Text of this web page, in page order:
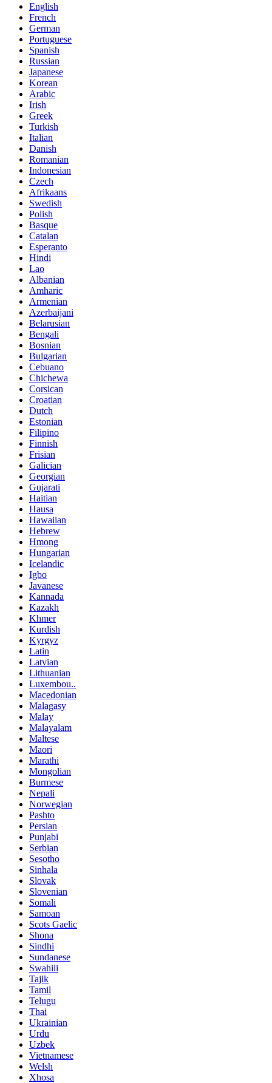
English
French
German
Portuguese
Spanish
Russian
Japanese
Korean
Arabic
Irish
Greek
Turkish
Italian
Danish
Romanian
Indonesian
Czech
Afrikaans
Swedish
Polish
Basque
Catalan
Esperanto
Hindi
Lao
Albanian
Amharic
Armenian
Azerbaijani
Belarusian
Bengali
Bosnian
Bulgarian
Cebuano
Chichewa
Corsican
Croatian
Dutch
Estonian
Filipino
Finnish
Frisian
Galician
Georgian
Gujarati
Haitian
Hausa
Hawaiian
Hebrew
Hmong
Hungarian
Icelandic
Igbo
Javanese
Kannada
Kazakh
Khmer
Kurdish
Kyrgyz
Latin
Latvian
Lithuanian
Luxembou..
Macedonian
Malagasy
Malay
Malayalam
Maltese
Maori
Marathi
Mongolian
Burmese
Nepali
Norwegian
Pashto
Persian
Punjabi
Serbian
Sesotho
Sinhala
Slovak
Slovenian
Somali
Samoan
Scots Gaelic
Shona
Sindhi
Sundanese
Swahili
Tajik
Tamil
Telugu
Thai
Ukrainian
Urdu
Uzbek
Vietnamese
Welsh
Xhosa